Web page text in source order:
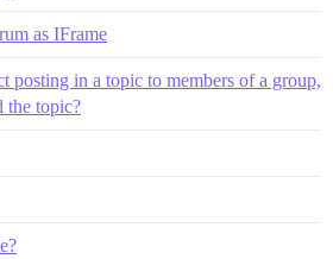
as IFrame
posting in a topic to members of a group,
the topic?